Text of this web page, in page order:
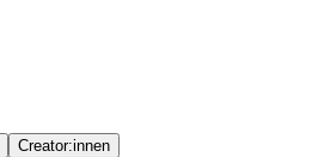
Creator:innen